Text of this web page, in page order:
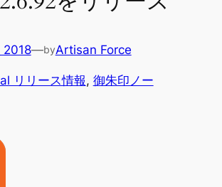
2018—byArtisan Force
リリース情報, 御朱印ノー